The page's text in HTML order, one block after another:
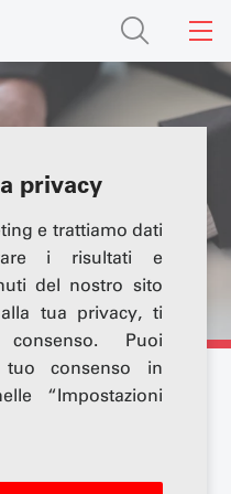
privacy
e trattiamo dati
i risultati e
del nostro sito
tua privacy, ti
Puoi
tuo consenso in
“Impostazioni